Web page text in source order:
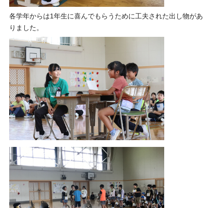
各学年からは1年生に喜んでもらうために工夫された出し物があ
りました。